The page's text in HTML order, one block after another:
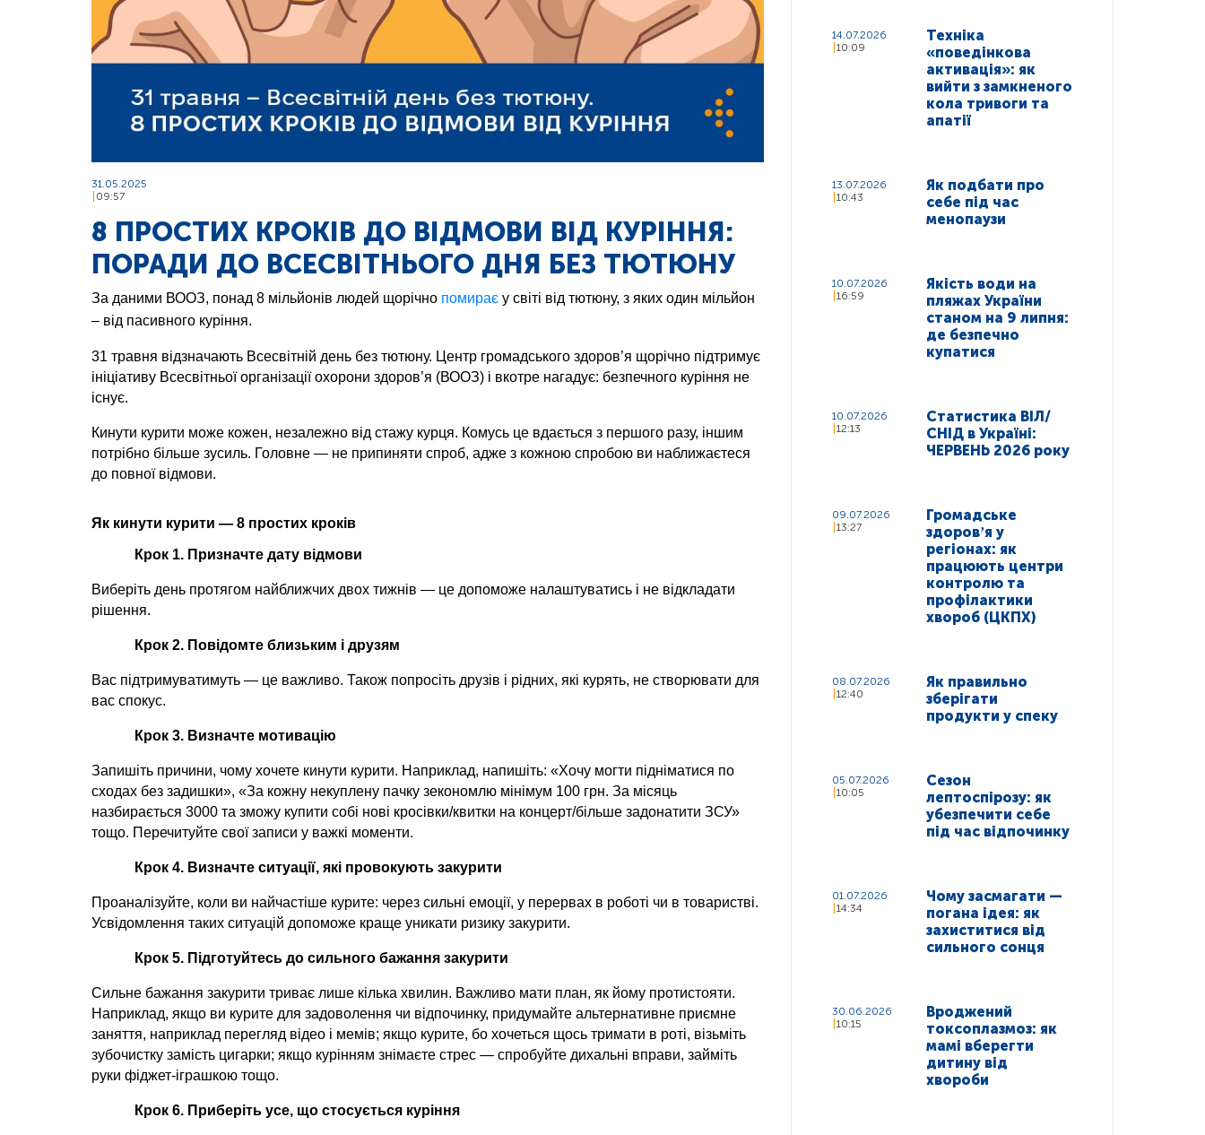
31.05.2025
09:57
8 ПРОСТИХ КРОКІВ ДО ВІДМОВИ ВІД КУРІННЯ:
ПОРАДИ ДО ВСЕСВІТНЬОГО ДНЯ БЕЗ ТЮТЮНУ
За даними ВООЗ, понад 8 мільйонів людей щорічно помирає у світі від тютюну, з яких один мільйон
– від пасивного куріння.
31 травня відзначають Всесвітній день без тютюну. Центр громадського здоров’я щорічно підтримує
ініціативу Всесвітньої організації охорони здоров’я (ВООЗ) і вкотре нагадує: безпечного куріння не
існує.
Кинути курити може кожен, незалежно від стажу курця. Комусь це вдається з першого разу, іншим
потрібно більше зусиль. Головне — не припиняти спроб, адже з кожною спробою ви наближаєтеся
до повної відмови.
Як кинути курити — 8 простих кроків
Крок 1. Призначте дату відмови
Виберіть день протягом найближчих двох тижнів — це допоможе налаштуватись і не відкладати
рішення.
Крок 2. Повідомте близьким і друзям
Вас підтримуватимуть — це важливо. Також попросіть друзів і рідних, які курять, не створювати для
вас спокус.
Крок 3. Визначте мотивацію
Запишіть причини, чому хочете кинути курити. Наприклад, напишіть: «Хочу могти підніматися по
сходах без задишки», «За кожну некуплену пачку зекономлю мінімум 100 грн. За місяць
назбирається 3000 та зможу купити собі нові кросівки/квитки на концерт/більше задонатити ЗСУ»
тощо. Перечитуйте свої записи у важкі моменти.
Крок 4. Визначте ситуації, які провокують закурити
Проаналізуйте, коли ви найчастіше курите: через сильні емоції, у перервах в роботі чи в товаристві.
Усвідомлення таких ситуацій допоможе краще уникати ризику закурити.
Крок 5. Підготуйтесь до сильного бажання закурити
Сильне бажання закурити триває лише кілька хвилин. Важливо мати план, як йому протистояти.
Наприклад, якщо ви курите для задоволення чи відпочинку, придумайте альтернативне приємне
заняття, наприклад перегляд відео і мемів; якщо курите, бо хочеться щось тримати в роті, візьміть
зубочистку замість цигарки; якщо курінням знімаєте стрес — спробуйте дихальні вправи, займіть
руки фіджет-іграшкою тощо.
Крок 6. Приберіть усе, що стосується куріння
14.07.2026
10:09
Техніка
«поведінкова
активація»: як
вийти з замкненого
кола тривоги та
апатії
13.07.2026
10:43
Як подбати про
себе під час
менопаузи
10.07.2026
16:59
Якість води на
пляжах України
станом на 9 липня:
де безпечно
купатися
10.07.2026
12:13
Статистика ВІЛ/
СНІД в Україні:
ЧЕРВЕНЬ 2026 року
09.07.2026
13:27
Громадське
здоровʼя у
регіонах: як
працюють центри
контролю та
профілактики
хвороб (ЦКПХ)
08.07.2026
12:40
Як правильно
зберігати
продукти у спеку
05.07.2026
10:05
Сезон
лептоспірозу: як
убезпечити себе
під час відпочинку
01.07.2026
14:34
Чому засмагати —
погана ідея: як
захиститися від
сильного сонця
30.06.2026
10:15
Вроджений
токсоплазмоз: як
мамі вберегти
дитину від
хвороби